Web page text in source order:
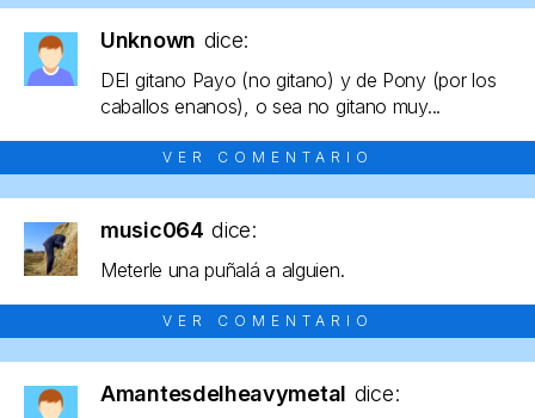
Unknown dice:
DEl gitano Payo (no gitano) y de Pony (por los
caballos enanos), o sea no gitano muy...
VER COMENTARIO
music064 dice:
Meterle una puñalá a alguien.
VER COMENTARIO
Amantesdelheavymetal dice: